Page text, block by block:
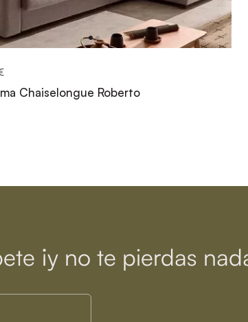
Chaiselongue Roberto
¡y no te pierdas